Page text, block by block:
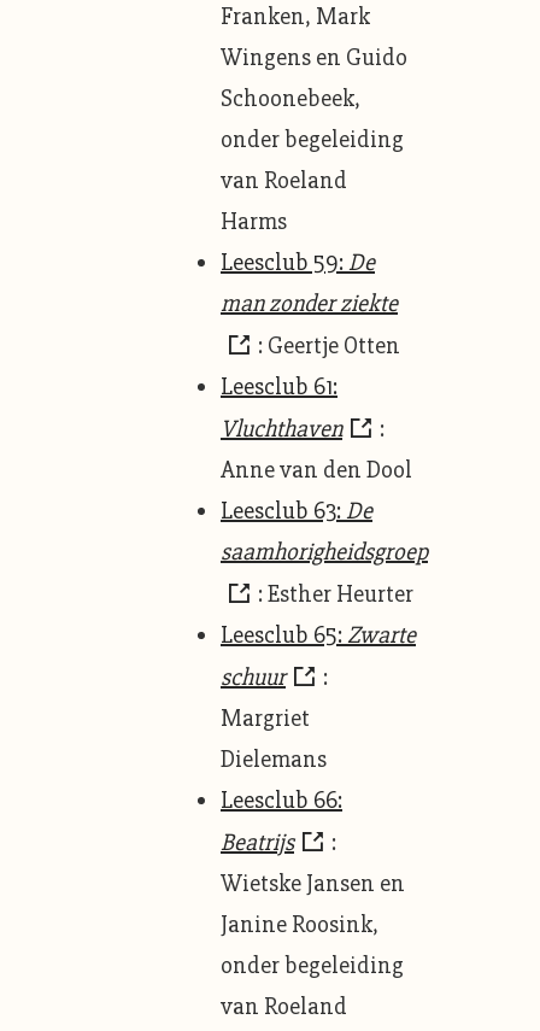
Franken, Mark
Wingens en Guido
Schoonebeek,
onder begeleiding
van Roeland
Harms
Leesclub 59:De
man zonder ziekte
: Geertje Otten
Leesclub 61:
Vluchthaven
:
Anne van den Dool
Leesclub 63:De
saamhorigheidsgroep
: Esther Heurter
Leesclub 65:Zwarte
schuur
:
Margriet
Dielemans
Leesclub 66:
Beatrijs
:
Wietske Jansen en
Janine Roosink,
onder begeleiding
van Roeland